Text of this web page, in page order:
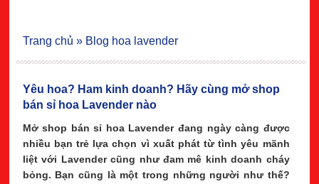
Yêu hoa? Ham kinh doanh? Hãy cùng mở shop
bán sỉ hoa Lavender nào
Mở shop bán sỉ hoa Lavender đang ngày càng được
nhiều bạn trẻ lựa chọn vì xuất phát từ tình yêu mãnh
liệt với Lavender cũng như đam mê kinh doanh cháy
bỏng. Bạn cũng là một trong những người như thế?
Trang chủ » Blog hoa lavender